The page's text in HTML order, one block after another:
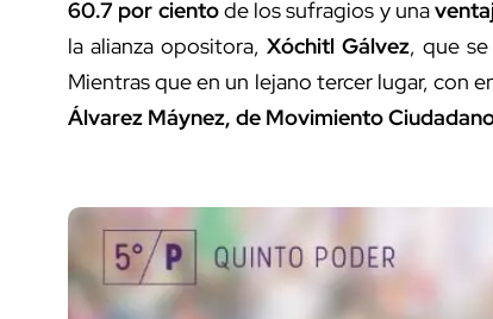
60.7 por cientode los sufragios y una
la alianza opositora, Xóchitl Gálvez, que
Mientras que en un lejano tercer lugar, con
Álvarez Máynez, de Movimiento